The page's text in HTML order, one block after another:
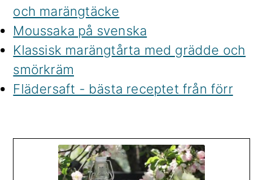
och marängtäcke
Moussaka på svenska
Klassisk marängtårta med grädde och
smörkräm
Flädersaft - bästa receptet från förr